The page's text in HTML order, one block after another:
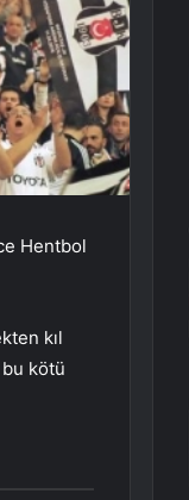
Hentbol
kıl
kötü